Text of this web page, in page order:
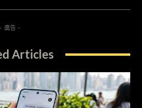
- 廣告 -
Articles